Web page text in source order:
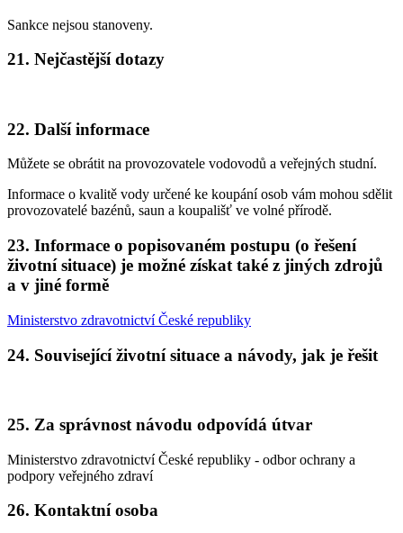
Sankce nejsou stanoveny.
21. Nejčastější dotazy
22. Další informace
Můžete se obrátit na provozovatele vodovodů a veřejných studní.
Informace o kvalitě vody určené ke koupání osob vám mohou sdělit
provozovatelé bazénů, saun a koupališť ve volné přírodě.
23. Informace o popisovaném postupu (o řešení
životní situace) je možné získat také z jiných zdrojů
a v jiné formě
Ministerstvo zdravotnictví České republiky
24. Související životní situace a návody, jak je řešit
25. Za správnost návodu odpovídá útvar
Ministerstvo zdravotnictví České republiky - odbor ochrany a
podpory veřejného zdraví
26. Kontaktní osoba